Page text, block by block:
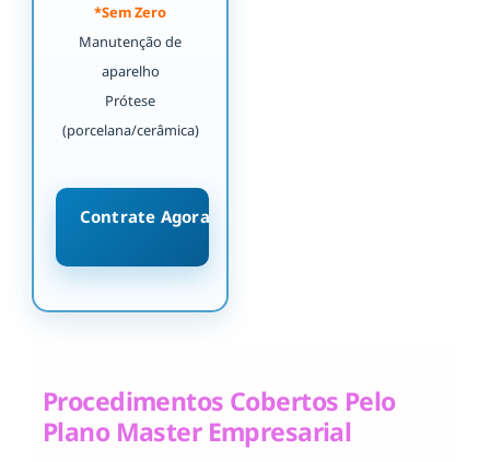
*Sem Zero
Manutenção de
aparelho
Prótese
(porcelana/cerâmica)
Contrate Agora
Procedimentos Cobertos Pelo
Plano Master Empresarial